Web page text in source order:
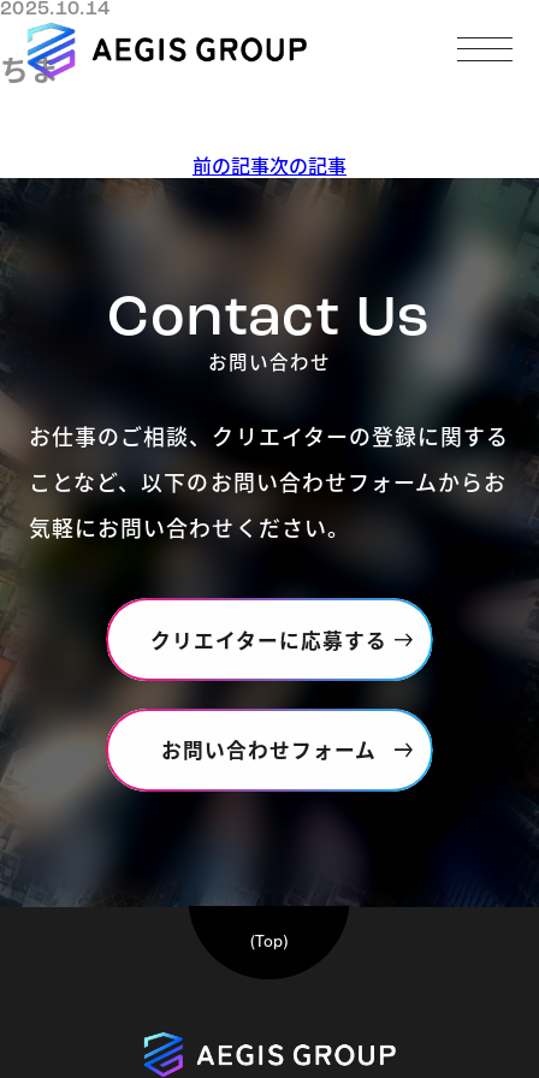
2025.10.14
ちま
ナ
ョ
ン
前の記事次の記事
Contact Us
お問い合わせ
お仕事のご相談、クリエイターの登録に関する
ことなど、以下のお問い合わせフォームからお
気軽にお問い合わせください。
クリエイターに応募する
お問い合わせフォーム
(Top)